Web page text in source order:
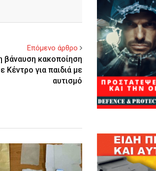
Επόμενο άρθρο
βάναυση κακοποίηση
Κέντρο για παιδιά με
αυτισμό